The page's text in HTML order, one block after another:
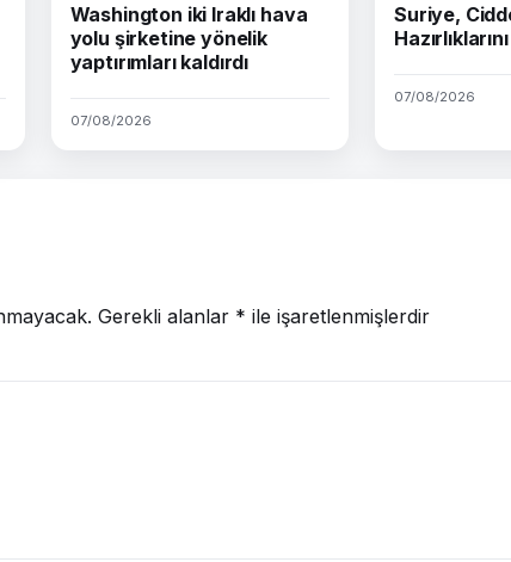
Washington iki Iraklı hava
yolu şirketine yönelik
yaptırımları kaldırdı
07/08/2026
Suriye,
07/08/2026
Gerekli alanlar * ile işaretlenmişlerdir